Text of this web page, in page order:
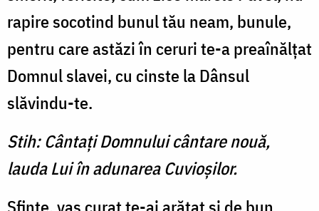
rapire socotind bunul tău neam, bunule,
pentru care astăzi în ceruri te-a preaînălţat
Domnul slavei, cu cinste la Dânsul
slăvindu-te.
Stih: Cântaţi Domnului cântare nouă,
lauda Lui în adunarea Cuvioşilor.